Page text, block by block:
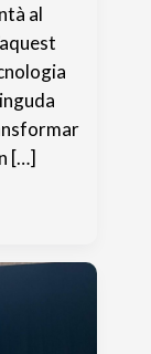
al
[…]